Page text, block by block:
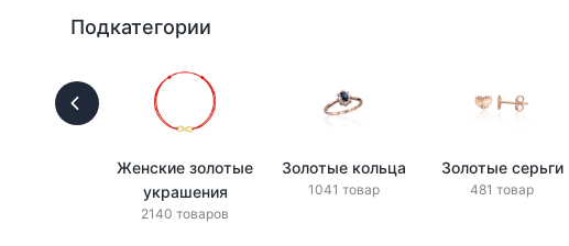
Подкатегории
Женские золотые
украшения
2140 товаров
Золотые кольца
1041 товар
Золотые серьги
481 товар